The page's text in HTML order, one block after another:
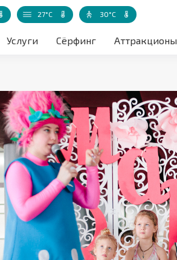
Температура воздуха акватории
27°C Температура воды
30°C
Услуги Сёрфинг Аттракционы